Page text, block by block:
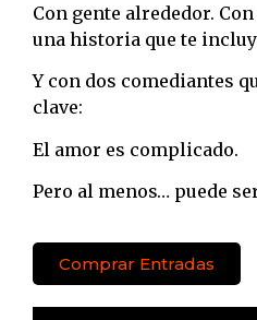
Con gente alrededor.
una historia que te
Y con dos comediantes
clave:
El amor es complicado.
Pero al menos… puede
Comprar Entradas